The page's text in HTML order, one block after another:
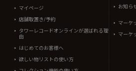
マイページ
店舗取置き/予約
タワーレコードオンラインが選ばれる理
由
はじめてのお客様へ
欲しい物リストの使い方
お知ら
マーケ
マーケ